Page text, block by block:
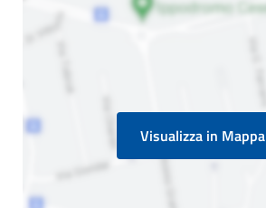
Visualizza in Mappa